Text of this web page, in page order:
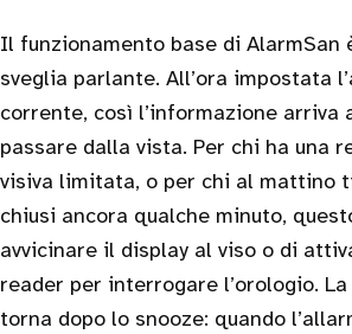
Il funzionamento base di AlarmSan
sveglia parlante. All’ora impostata
corrente, così l’informazione arriva
passare dalla vista. Per chi ha una
visiva limitata, o per chi al mattino
chiusi ancora qualche minuto,
avvicinare il display al viso o di
reader per interrogare l’orologio.
torna dopo lo snooze: quando